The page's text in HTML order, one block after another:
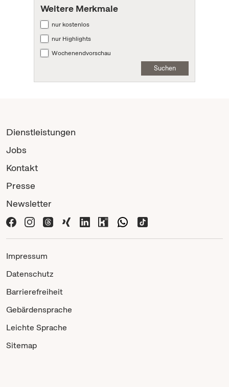
Weitere Merkmale
nur kostenlos
nur Highlights
Wochenendvorschau
Suchen
Dienstleistungen
Jobs
Kontakt
Presse
Newsletter
Impressum
Datenschutz
Barrierefreiheit
Gebärdensprache
Leichte Sprache
Sitemap